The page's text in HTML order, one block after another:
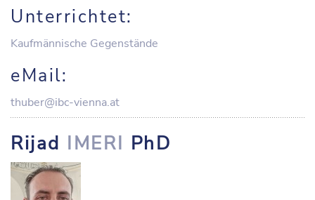
Unterrichtet:
Kaufmännische Gegenstände
eMail:
thuber@ibc-vienna.at
Rijad IMERI PhD